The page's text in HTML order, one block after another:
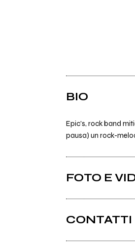
BIO
Epic's, rock band
pausa) un rock-
FOTO E
CONTATTI